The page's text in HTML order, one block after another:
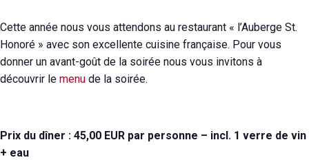
Cette année nous vous attendons au restaurant « l’Auberge St.
Honoré » avec son excellente cuisine française. Pour vous
donner un avant-goût de la soirée nous vous invitons à
découvrir le menu de la soirée.
Prix du dîner : 45,00 EUR par personne – incl. 1 verre de vin
+ eau